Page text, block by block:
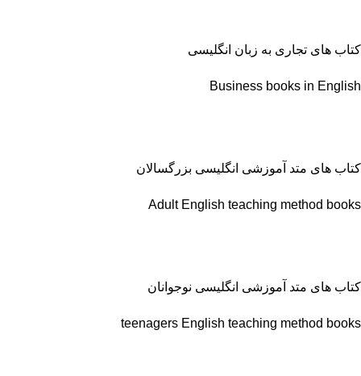
کتاب های تجاری به زبان انگلیسی
Business books in English
کتاب های متد آموزشی انگلیسی بزرگسالان
Adult English teaching method books
کتاب های متد آموزشی انگلیسی نوجوانان
teenagers English teaching method books